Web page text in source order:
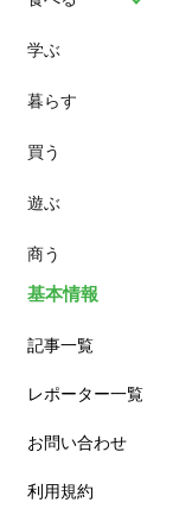
パン
スイーツ
ランチ
カフェ
学ぶ
暮らす
買う
遊ぶ
商う
基本情報
記事一覧
レポーター一覧
お問い合わせ
利用規約